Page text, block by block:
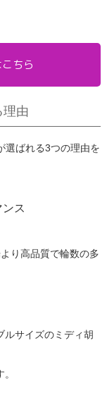
ちら
由
選ばれる3つの理由を
ス
り高品質で輪数の多
ルサイズのミディ胡